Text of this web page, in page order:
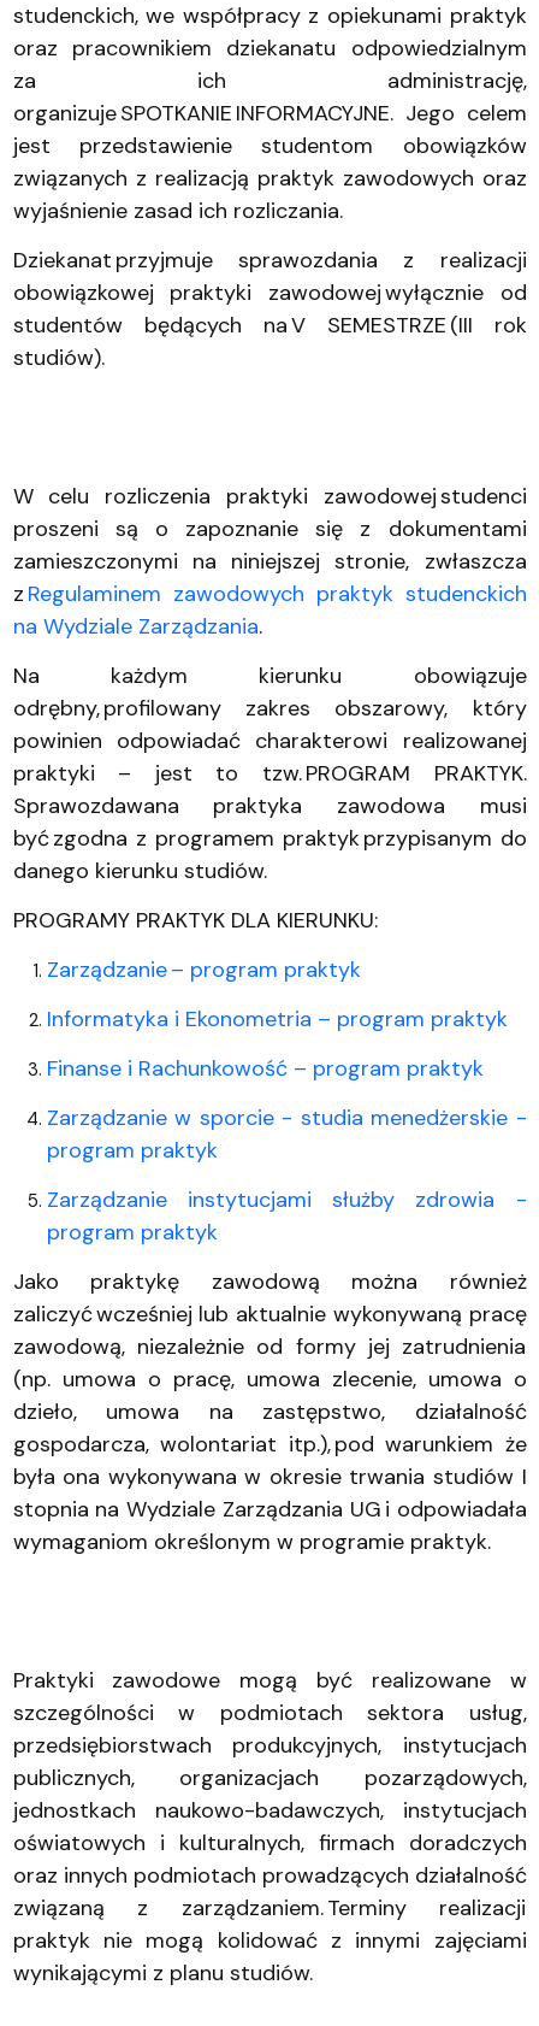
studenckich, we współpracy z opiekunami praktyk
oraz pracownikiem dziekanatu odpowiedzialnym
za ich administrację,
organizuje SPOTKANIE INFORMACYJNE. Jego celem
jest przedstawienie studentom obowiązków
związanych z realizacją praktyk zawodowych oraz
wyjaśnienie zasad ich rozliczania.
Dziekanat przyjmuje sprawozdania z realizacji
obowiązkowej praktyki zawodowej wyłącznie od
studentów będących na V SEMESTRZE (III rok
studiów).
W celu rozliczenia praktyki zawodowej studenci
proszeni są o zapoznanie się z dokumentami
zamieszczonymi na niniejszej stronie, zwłaszcza
z Regulaminem zawodowych praktyk studenckich
na Wydziale Zarządzania.
Na każdym kierunku obowiązuje
odrębny, profilowany zakres obszarowy, który
powinien odpowiadać charakterowi realizowanej
praktyki – jest to tzw. PROGRAM PRAKTYK.
Sprawozdawana praktyka zawodowa musi
być zgodna z programem praktyk przypisanym do
danego kierunku studiów.
PROGRAMY PRAKTYK DLA KIERUNKU:
Zarządzanie – program praktyk
Informatyka i Ekonometria – program praktyk
Finanse i Rachunkowość – program praktyk
Zarządzanie w sporcie - studia menedżerskie -
program praktyk
Zarządzanie instytucjami służby zdrowia -
program praktyk
Jako praktykę zawodową można również
zaliczyć wcześniej lub aktualnie wykonywaną pracę
zawodową, niezależnie od formy jej zatrudnienia
(np. umowa o pracę, umowa zlecenie, umowa o
dzieło, umowa na zastępstwo, działalność
gospodarcza, wolontariat itp.), pod warunkiem że
była ona wykonywana w okresie trwania studiów I
stopnia na Wydziale Zarządzania UG i odpowiadała
wymaganiom określonym w programie praktyk.
Praktyki zawodowe mogą być realizowane w
szczególności w podmiotach sektora usług,
przedsiębiorstwach produkcyjnych, instytucjach
publicznych, organizacjach pozarządowych,
jednostkach naukowo-badawczych, instytucjach
oświatowych i kulturalnych, firmach doradczych
oraz innych podmiotach prowadzących działalność
związaną z zarządzaniem. Terminy realizacji
praktyk nie mogą kolidować z innymi zajęciami
wynikającymi z planu studiów.